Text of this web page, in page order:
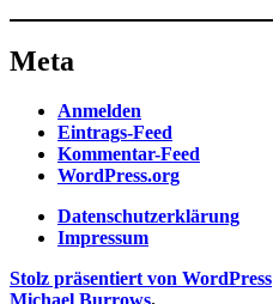
Meta
Anmelden
Eintrags-Feed
Kommentar-Feed
WordPress.org
Datenschutzerklärung
Impressum
Stolz präsentiert von WordPress